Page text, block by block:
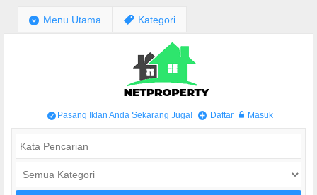
; Menu Utama , Kategori
/ Pasang Iklan Anda Sekarang Juga! + Daftar w Masuk